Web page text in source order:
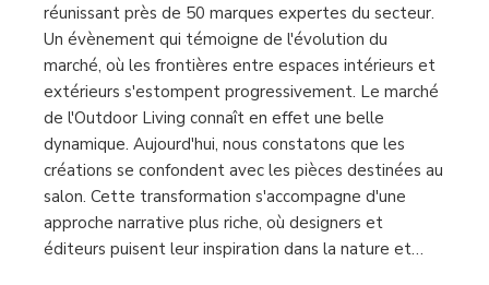
réunissant près de 50 marques expertes du secteur.
Un évènement qui témoigne de l'évolution du
marché, où les frontières entre espaces intérieurs et
extérieurs s'estompent progressivement. Le marché
de l'Outdoor Living connaît en effet une belle
dynamique. Aujourd'hui, nous constatons que les
créations se confondent avec les pièces destinées au
salon. Cette transformation s'accompagne d'une
approche narrative plus riche, où designers et
éditeurs puisent leur inspiration dans la nature et…